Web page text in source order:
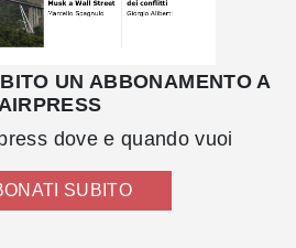
UN ABBONAMENTO A
AIRPRESS
dove e quando vuoi
SUBITO